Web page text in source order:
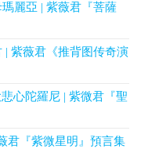
麗亞 | 紫薇君『菩薩
| 紫薇君《推背图传奇演
心陀羅尼 | 紫微君『聖
君『紫微星明』預言集